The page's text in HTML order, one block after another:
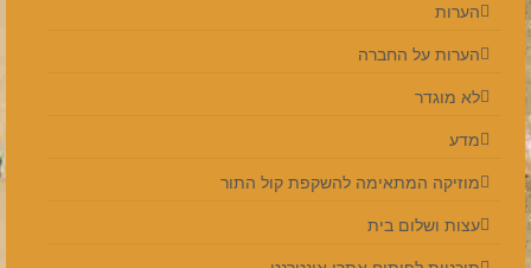
הערות
הערות על החברה
לא מוגדר
מדע
מוזיקה המתאימה להשקפת קול התור
עצות ושלום בית